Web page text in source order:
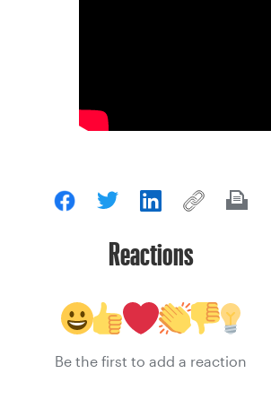
Reactions
Be the first to add a reaction